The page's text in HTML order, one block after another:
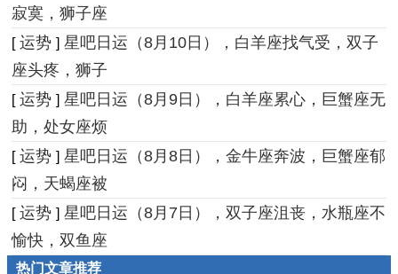
寂寞，狮子座
[ 运势 ] 星吧日运（8月10日），白羊座找气受，双子
座头疼，狮子
[ 运势 ] 星吧日运（8月9日），白羊座累心，巨蟹座无
助，处女座烦
[ 运势 ] 星吧日运（8月8日），金牛座奔波，巨蟹座郁
闷，天蝎座被
[ 运势 ] 星吧日运（8月7日），双子座沮丧，水瓶座不
愉快，双鱼座
热门文章推荐